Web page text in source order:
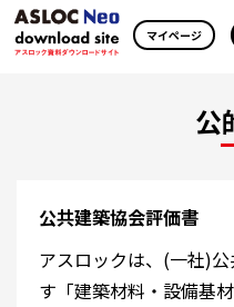
マイページ
公
公共建築協会評価書
アスロックは、(一社)
す「建築材料・設備基